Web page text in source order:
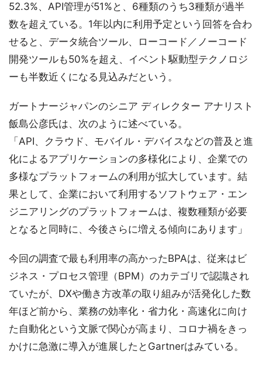
52.3%、API管理が51%と、6種類のうち3種類が過半
数を超えている。1年以内に利用予定という回答を合わ
せると、データ統合ツール、ローコード／ノーコード
開発ツールも50%を超え、イベント駆動型テクノロジ
ーも半数近くになる見込みだという。
ガートナージャパンのシニア ディレクター アナリスト
飯島公彦氏は、次のように述べている。
「API、クラウド、モバイル・デバイスなどの普及と進
化によるアプリケーションの多様化により、企業での
多様なプラットフォームの利用が拡大しています。結
果として、企業において利用するソフトウェア・エン
ジニアリングのプラットフォームは、複数種類が必要
となると同時に、今後さらに増える傾向にあります」
今回の調査で最も利用率の高かったBPAは、従来はビ
ジネス・プロセス管理（BPM）のカテゴリで認識され
ていたが、DXや働き方改革の取り組みが活発化した数
年ほど前から、業務の効率化・省力化・高速化に向け
た自動化という文脈で関心が高まり、コロナ禍をきっ
かけに急激に導入が進展したとGartnerはみている。